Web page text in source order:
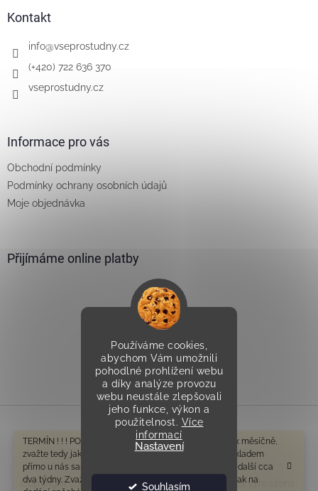
Používáme cookies,
abychom Vám umožnili
pohodlné prohlížení webu
a díky analýze provozu
webu neustále zlepšovali
jeho funkce, výkon a
použitelnost. Více
informací
Nastavení
Souhlasím
TERMÍN ! ! ! POZOR V tomto období odesíláme cca 1-2x měsíčně,
zvažte tedy jak na dodání spěcháte. Zboží které není skladem
přímo u nás samozřejmě bude mít delší dobu dodání o další cca
dva týdny. Zvažte tedy prosím ještě před objednáním, jak na
Kontakt
info@vseprostudny.cz
(+420) 722 636 370
vseprostudny.cz
Informace pro vás
Obchodní podmínky
Podmínky ochrany osobních údajů
Moje objednávka
Přijímáme online platby
Vytvořilo Studio Avocado
Vytvořil Shoptet
Copyright 2026 Všeprostudny.cz. Všechna práva vyhrazena.